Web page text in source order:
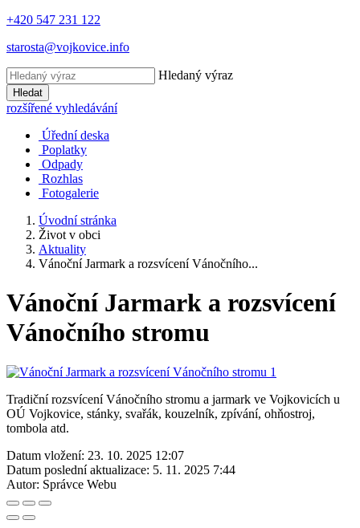
+420 547 231 122
starosta@vojkovice.info
Hledaný výraz
Hledat
rozšířené vyhledávání
Úřední deska
Poplatky
Odpady
Rozhlas
Fotogalerie
Úvodní stránka
Život v obci
Aktuality
Vánoční Jarmark a rozsvícení Vánočního...
Vánoční Jarmark a rozsvícení
Vánočního stromu
Tradiční rozsvícení Vánočního stromu a jarmark ve Vojkovicích u
OÚ Vojkovice, stánky, svařák, kouzelník, zpívání, ohňostroj,
tombola atd.
Datum vložení: 23. 10. 2025 12:07
Datum poslední aktualizace: 5. 11. 2025 7:44
Autor: Správce Webu